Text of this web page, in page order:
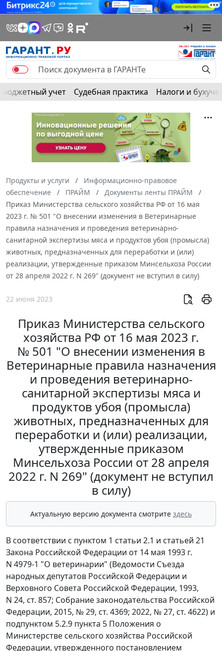
Бюджетный учет Судебная практика Налоги и
Продукты и услуги
Информационно-правовое
обеспечение
ПРАЙМ
Документы ленты ПРАЙМ
Приказ Министерства сельского хозяйства РФ от 16 мая
2023 г. № 501 "О внесении изменения в Ветеринарные
правила назначения и проведения ветеринарно-
санитарной экспертизы мяса и продуктов убоя (промысла)
животных, предназначенных для переработки и (или)
реализации, утвержденные приказом Минсельхоза России
от 28 апреля 2022 г. N 269" (документ не вступил в силу)
22 июня 2023
Приказ Министерства сельского
хозяйства РФ от 16 мая 2023 г.
№ 501 "О внесении изменения в
Ветеринарные правила назначения
и проведения ветеринарно-
санитарной экспертизы мяса и
продуктов убоя (промысла)
животных, предназначенных для
переработки и (или) реализации,
утвержденные приказом
Минсельхоза России от 28 апреля
2022 г. N 269" (документ не вступил
в силу)
Актуальную версию документа смотрите здесь
В соответствии с пунктом 1 статьи 2.1 и статьей 21
Закона Российской Федерации от 14 мая 1993 г.
N 4979-1 "О ветеринарии" (Ведомости Съезда
народных депутатов Российской Федерации и
Верховного Совета Российской Федерации, 1993,
N 24, ст. 857; Собрание законодательства Российской
Федерации, 2015, № 29, ст. 4369; 2022, № 27, ст. 4622) и
подпунктом 5.2.9 пункта 5 Положения о
Министерстве сельского хозяйства Российской
Федерации, утвержденного постановлением